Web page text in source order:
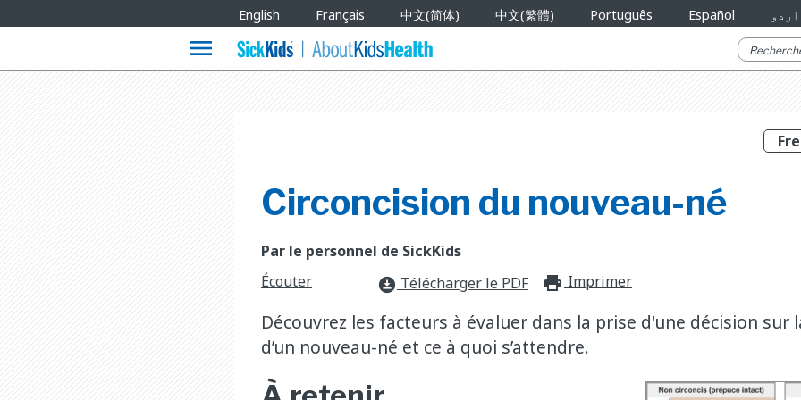
Languages
English Français 中文(简体) 中文(繁體) Português Español اردو
menu
Circoncision du nouveau-né
Par le personnel de SickKids
Écouter
download_for_offline Télécharger le PDF Imprimer
Découvrez les facteurs à évaluer dans la prise d'une décision sur
d’un nouveau-né et ce à quoi s’attendre.